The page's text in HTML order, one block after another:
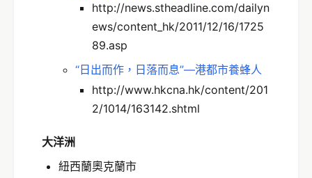
http://news.stheadline.com/dailyn
ews/content_hk/2011/12/16/1725
89.asp
“日出而作，日落而息”—港都市養蜂人
http://www.hkcna.hk/content/201
2/1014/163142.shtml
大洋洲
紐西蘭奧克蘭市